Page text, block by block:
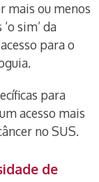
mais ou menos
sim’ da
para o
para
acesso mais
no SUS.
de